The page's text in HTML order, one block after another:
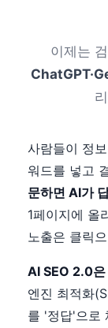
이제는
사람들이 정
워드를 넣고
문하면 AI가
1페이지에 올
노출은 클릭
AI SEO 2.0은
엔진 최적화
를 '정답'으로